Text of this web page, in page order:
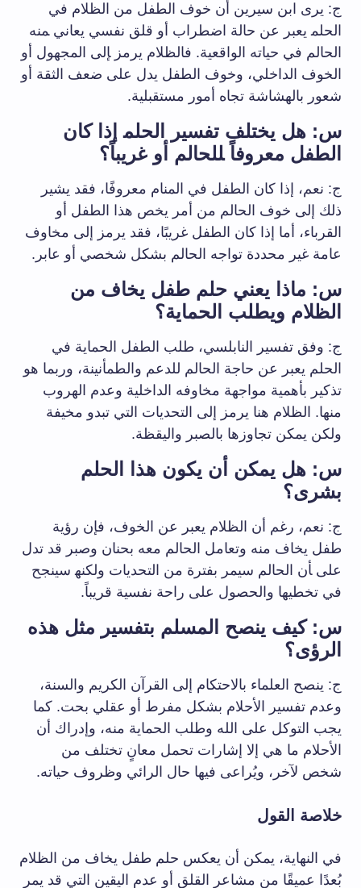
ج: يرى ابن سيرين أن خوف الطفل من الظلام في
الحلم‍ يعبر عن حالة اضطراب⁤ أو قلق نفسي يعاني ‍منه
الحالم في حياته الواقعية. فالظلام يرمز ‍إلى المجهول أو
الخوف الداخلي، وخوف⁢ الطفل ⁤يدل على ضعف الثقة​ أو
شعور بالهشاشة تجاه أمور⁢ مستقبلية.
س: هل يختلف⁤ تفسير الحلم‍ إذا كان
الطفل معروفاً ‍للحالم أو‌ غريباً؟
ج: نعم، إذا كان الطفل في المنام معروفًا، فقد يشير
ذلك إلى خوف الحالم من⁣ أمر يخص هذا الطفل أو
القرباء، أما إذا كان الطفل ⁣غريبًا، فقد يرمز إلى مخاوف​
عامة غير محددة تواجه الحالم بشكل⁤ شخصي أو ⁤عابر.
س: ​ماذا يعني ⁢حلم طفل يخاف من
الظلام ويطلب الحماية؟
ج: وفق تفسير النابلسي، طلب الطفل الحماية في
الحلم يعبر‍ عن حاجة الحالم للدعم والطمأنينة، وربما هو ​
تذكير بأهمية⁢ مواجهة​ مخاوفه الداخلية ⁢وعدم الهروب
منها. الظلام هنا​ يرمز إلى التحديات التي ‌تبدو مخيفة ​
ولكن ⁢يمكن تجاوزها بالصبر ‌واليقظة.
س: هل يمكن أن يكون ​هذا الحلم
بشرى؟
ج: نعم، رغم أن⁣ الظلام يعبر‌ عن الخوف، فإن رؤية
طفل يخاف ⁢منه وتعامل​ الحالم معه بحنان وصبر قد تدل
على ‍أن⁢ الحالم سيمر بفترة من‌ التحديات ولكنه‍ سينجح
في تخطيها⁢ والحصول على راحة⁣ نفسية قريباً.
س: كيف​ ينصح المسلم بتفسير مثل هذه
الرؤى؟
ج: ينصح‌ العلماء بالاحتكام إلى القرآن الكريم والسنة،
وعدم تفسير الأحلام بشكل ⁣مفرط ‌أو عقلي بحت. كما
يجب⁣ التوكل على الله وطلب ⁤الحماية منه، وإدراك أن
الأحلام ما هي⁤ إلا‍ إشارات تحمل معانٍ تختلف من
شخص لآخر، ويُراعى فيها حال الرائي وظروف حياته.
خلاصة القول
في النهاية، يمكن ​أن يعكس حلم طفل ⁣يخاف من الظلام
بُعدًا عميقًا⁢ من مشاعر القلق أو⁣ عدم اليقين التي قد يمر